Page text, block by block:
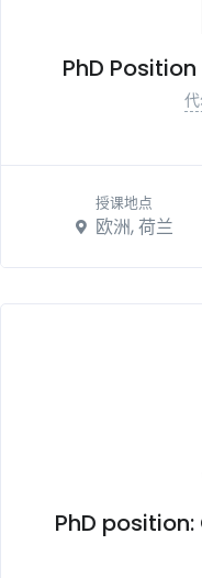
PhD
授课地点
欧洲, 荷兰
PhD